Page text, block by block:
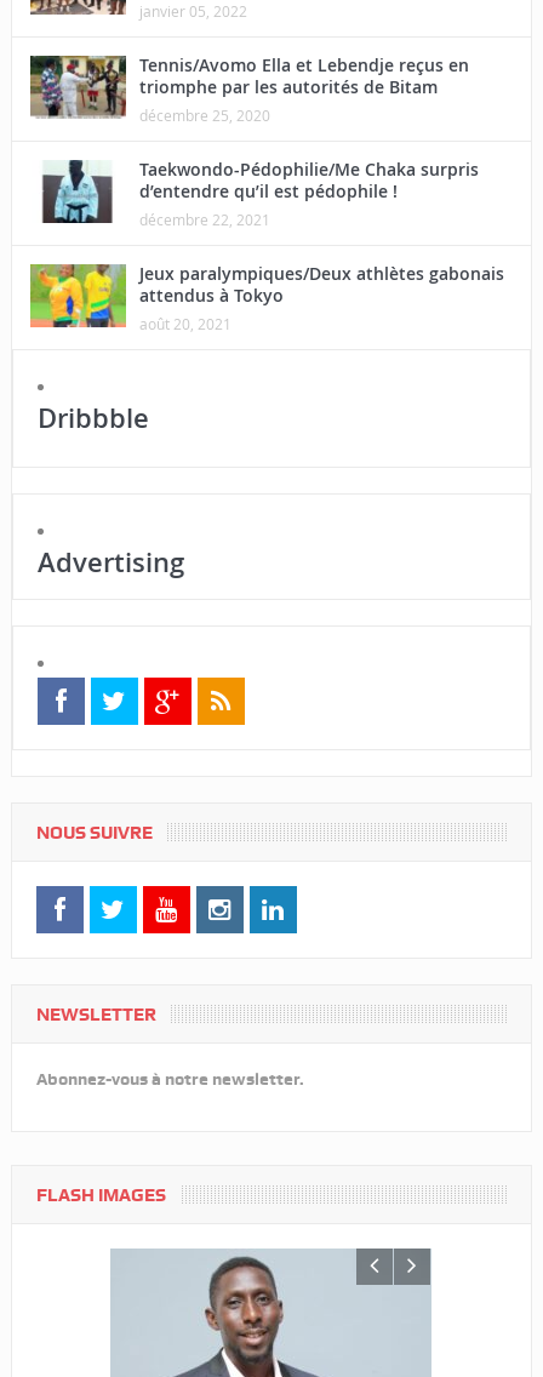
janvier 05, 2022
Tennis/Avomo Ella et Lebendje reçus en
triomphe par les autorités de Bitam
décembre 25, 2020
Taekwondo-Pédophilie/Me Chaka surpris
d’entendre qu’il est pédophile !
décembre 22, 2021
Jeux paralympiques/Deux athlètes gabonais
attendus à Tokyo
août 20, 2021
Dribbble
Advertising
NOUS SUIVRE
NEWSLETTER
Abonnez-vous à notre newsletter.
FLASH IMAGES